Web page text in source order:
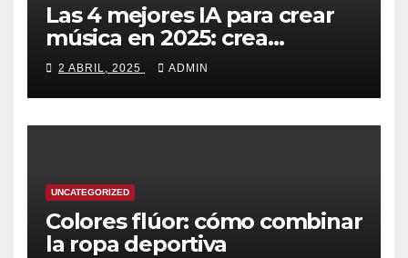
Las 4 mejores IA para crear
música en 2025: crea
canciones increíbles en
2 ABRIL, 2025 ADMIN
UNCATEGORIZED
Colores flúor: cómo combinar
la ropa deportiva